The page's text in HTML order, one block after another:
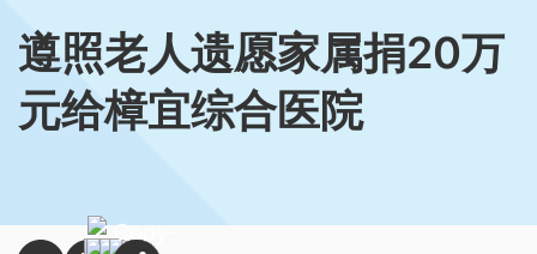
遵照老人遗愿家属捐20万
元给樟宜综合医院